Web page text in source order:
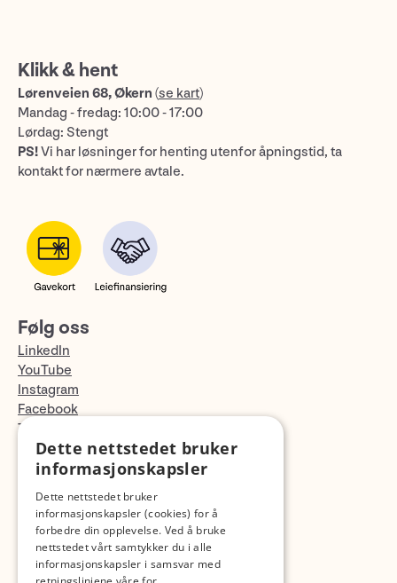
Klikk & hent
Lørenveien 68, Økern (se kart)
Mandag - fredag: 10:00 - 17:00
Lørdag: Stengt
PS!Vi har løsninger for henting utenfor åpningstid, ta
kontakt for nærmere avtale.
Følg oss
LinkedIn
YouTube
Instagram
Facebook
TikTok
Fotopodden
Dette nettstedet bruker
informasjonskapsler
Dette nettstedet bruker
informasjonskapsler (cookies) for å
forbedre din opplevelse. Ved å bruke
nettstedet vårt samtykker du i alle
informasjonskapsler i samsvar med